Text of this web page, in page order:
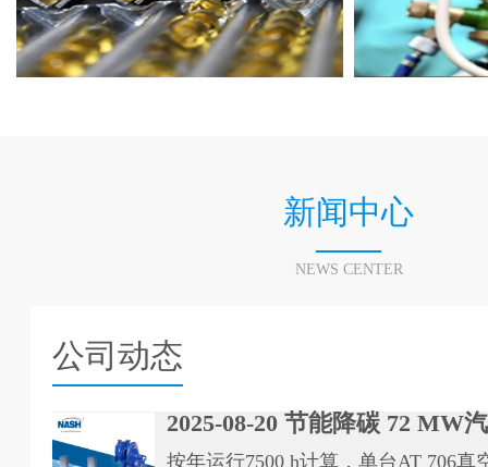
新闻中心
NEWS CENTER
公司动态
2025-08-20 节能降碳 72 MW
按年运行7500 h计算，单台AT 706真